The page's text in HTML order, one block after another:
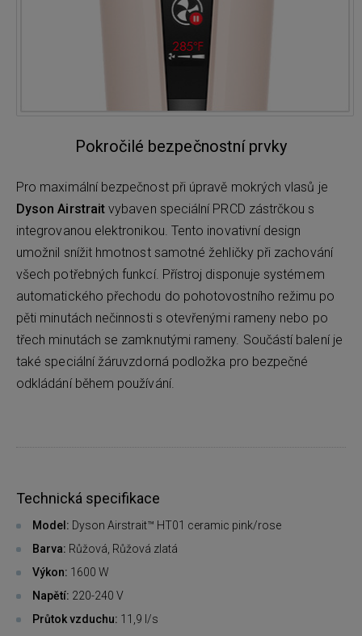
Pokročilé bezpečnostní prvky
Pro maximální bezpečnost při úpravě mokrých vlasů je
Dyson Airstrait vybaven speciální PRCD zástrčkou s
integrovanou elektronikou. Tento inovativní design
umožnil snížit hmotnost samotné žehličky při zachování
všech potřebných funkcí. Přístroj disponuje systémem
automatického přechodu do pohotovostního režimu po
pěti minutách nečinnosti s otevřenými rameny nebo po
třech minutách se zamknutými rameny. Součástí balení je
také speciální žáruvzdorná podložka pro bezpečné
odkládání během používání.
Technická specifikace
Model: Dyson Airstrait™ HT01 ceramic pink/rose
Barva: Růžová, Růžová zlatá
Výkon: 1600 W
Napětí: 220-240 V
Průtok vzduchu: 11,9 l/s